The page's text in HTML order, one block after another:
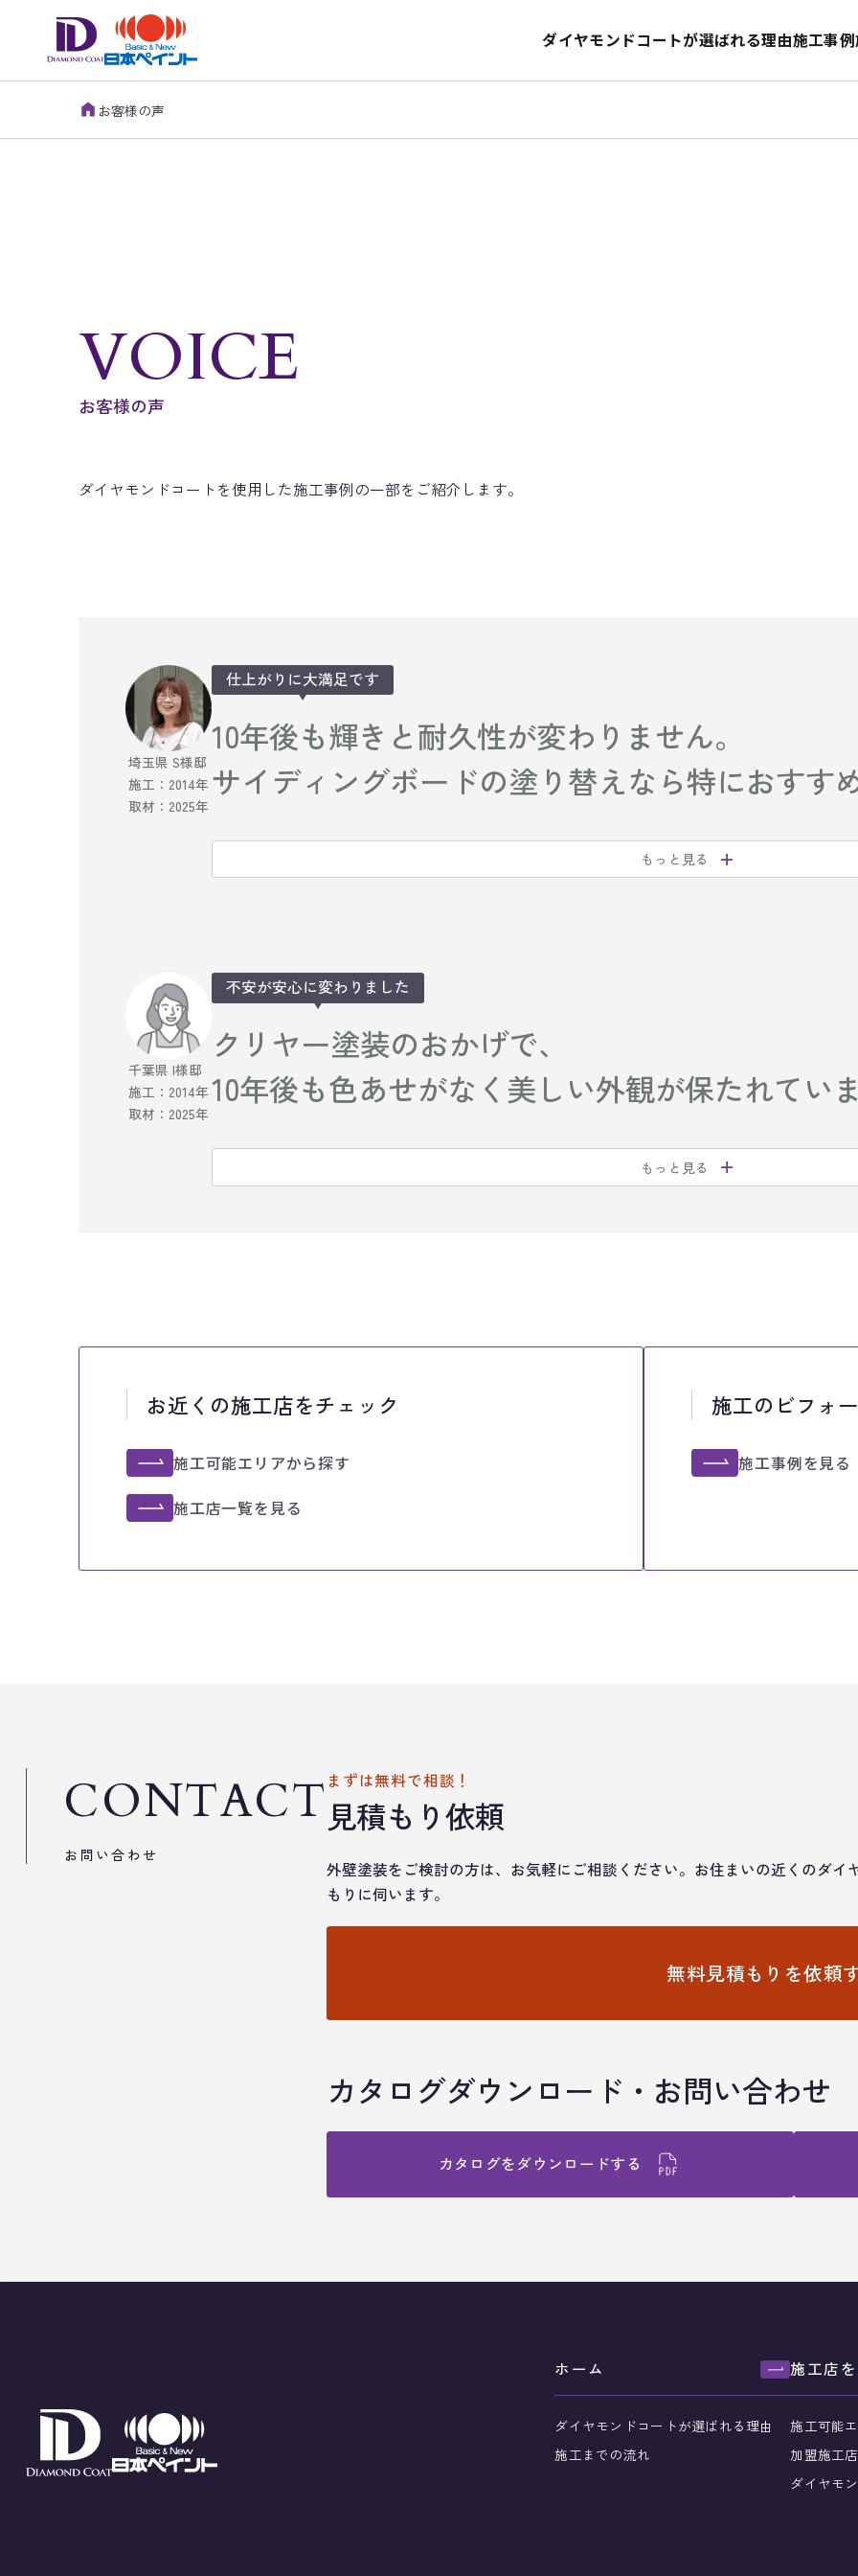
ダイヤモンドコートが選ばれる理由施工事例
お客様の声
VOICE
お客様の声
ダイヤモンドコートを使用した施工事例の一部をご紹介します。
埼玉県 S様邸
施工：2014年
取材：2025年
仕上がりに大満足です
10年後も輝きと耐久性が変わりません。
サイディングボードの塗り替えなら特におすす
千葉県 I様邸
施工：2014年
取材：2025年
不安が安心に変わりました
クリヤー塗装のおかげで、
10年後も色あせがなく美しい外観が保たれてい
お近くの施工店をチェック
施工可能エリアから探す
施工店一覧を見る
施工のビフォ
施工事例を見る
CONTACT
お問い合わせ
まずは無料で相談！
見積もり依頼
外壁塗装をご検討の方は、お気軽にご相談ください。お住まいの近くのダ
もりに伺います。
無料見積もりを依頼
カタログダウンロード・お問い合わせ
カタログをダウンロードする
ホーム
ダイヤモンドコートが選ばれる理由
施工までの流れ
施工店
施工可能
加盟施工
ダイヤモ